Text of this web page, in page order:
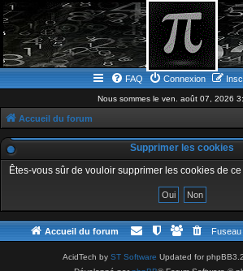
FAQ Connexion
Nous sommes le ven. août 07, 2026
Accueil du forum
Supprimer les cookies
Êtes-vous sûr de vouloir supprimer les cookies de
Accueil du forum
AcidTech by ST Software Updated for